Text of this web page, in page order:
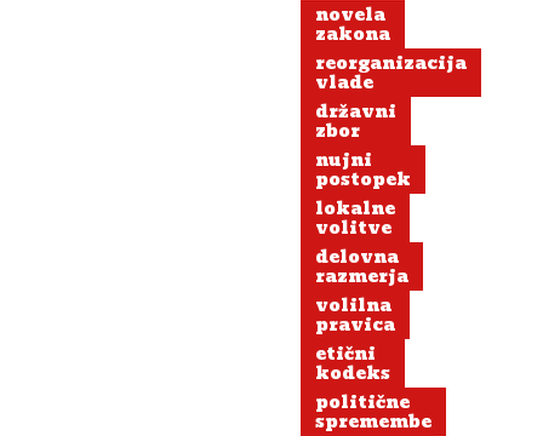
novela
zakona
reorganizacija
vlade
državni
zbor
nujni
postopek
lokalne
volitve
delovna
razmerja
volilna
pravica
etični
kodeks
politične
spremembe